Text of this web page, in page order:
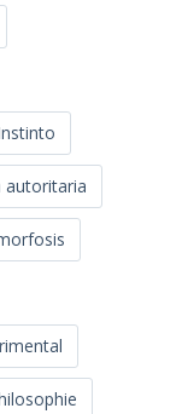
autoritaria